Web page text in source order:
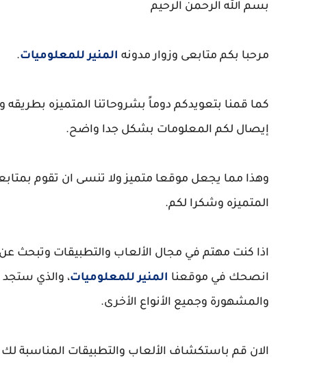
بسم الله الرحمن الرحيم
مرحبا بكم متابعى وزوار مدونه المنير للمعلوميات.
كما قمنا بتعويدكم دوماً بشروحاتنا المتميزه
إيصال لكم المعلومات بشكل جدا واضح.
وهذا مما يجعل موقعا متميز ولا تنسى ان تقوم
المتميزه وشكرا لكم.
اذا كنت مهتم في مجال الألعاب والتطبيقات وتبحث
انصحك في موقعنا المنير للمعلوميات، والذي ستجد
والمشهورة وجميع الأنواع الأخرى.
الان قم باستكشاف الألعاب والتطبيقات المناسبة